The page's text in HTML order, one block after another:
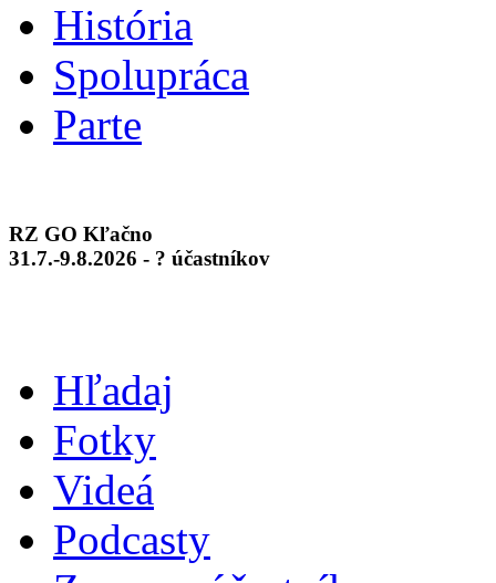
História
Spolupráca
Parte
RZ GO Kľačno
31.7.-9.8.2026 - ? účastníkov
Hľadaj
Fotky
Videá
Podcasty